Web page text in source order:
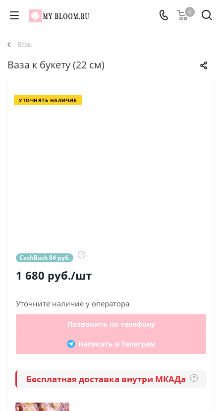
0
Вазы
Ваза к букету (22 см)
УТОЧНЯТЬ НАЛИЧИЕ
CashBack 84 руб. ?
1 680 руб./шт
Уточните наличие у оператора
Позвонить по телефону
Написать в Телеграм
Бесплатная доставка внутри МКАДа ?